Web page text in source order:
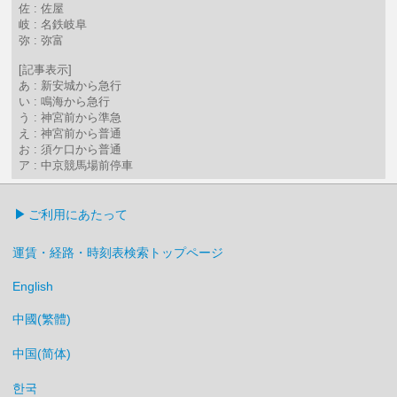
佐 : 佐屋
岐 : 名鉄岐阜
弥 : 弥富
[記事表示]
あ : 新安城から急行
い : 鳴海から急行
う : 神宮前から準急
え : 神宮前から普通
お : 須ケ口から普通
ア : 中京競馬場前停車
ご利用にあたって
運賃・経路・時刻表検索トップページ
English
中國(繁體)
中国(简体)
한국